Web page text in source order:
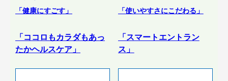
「健康にすごす」
「ココロもカラダもあっ
たかヘルスケア」
「使いやすさにこだわる」
「スマートエントラン
ス」